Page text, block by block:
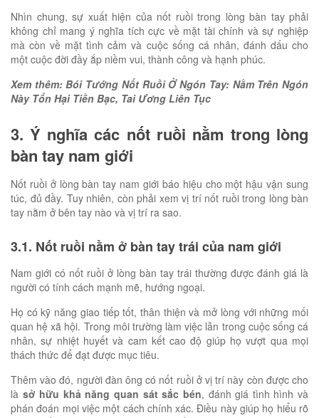
Nhìn chung, sự xuất hiện của nốt ruồi trong lòng bàn tay phải
không chỉ mang ý nghĩa tích cực về mặt tài chính và sự nghiệp
mà còn về mặt tình cảm và cuộc sống cá nhân, đánh dấu cho
một cuộc đời đầy ắp niềm vui, thành công và hạnh phúc.
Xem thêm: Bói Tướng Nốt Ruồi Ở Ngón Tay: Nằm Trên Ngón
Này Tổn Hại Tiền Bạc, Tai Ương Liên Tục
3. Ý nghĩa các nốt ruồi nằm trong lòng
bàn tay nam giới
Nốt ruồi ở lòng bàn tay nam giới báo hiệu cho một hậu vận sung
túc, đủ đầy. Tuy nhiên, còn phải xem vị trí nốt ruồi trong lòng bàn
tay nằm ở bên tay nào và vị trí ra sao.
3.1. Nốt ruồi nằm ở bàn tay trái của nam giới
Nam giới có nốt ruồi ở lòng bàn tay trái thường được đánh giá là
người có tính cách mạnh mẽ, hướng ngoại.
Họ có kỹ năng giao tiếp tốt, thân thiện và mở lòng với những mối
quan hệ xã hội. Trong môi trường làm việc lẫn trong cuộc sống cá
nhân, sự nhiệt huyết và cam kết cao độ giúp họ vượt qua mọi
thách thức để đạt được mục tiêu.
Thêm vào đó, người đàn ông có nốt ruồi ở vị trí này còn được cho
là sở hữu khả năng quan sát sắc bén, đánh giá tình hình và
phán đoán mọi việc một cách chính xác. Điều này giúp họ hiểu rõ